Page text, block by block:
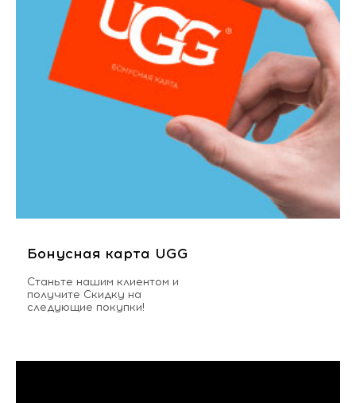
Бонусная карта UGG
Станьте нашим клиентом и
получите Скидку на
следующие покупки!